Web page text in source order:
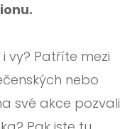
vy? Patříte mezi
nebo
své akce pozvali